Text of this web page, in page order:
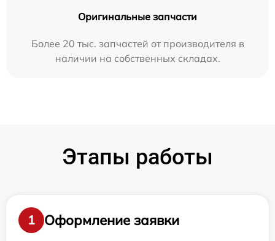
Оригинальные запчасти
Более 20 тыс. запчастей от производителя в
наличии на собственных складах.
Этапы работы
1
Оформление заявки